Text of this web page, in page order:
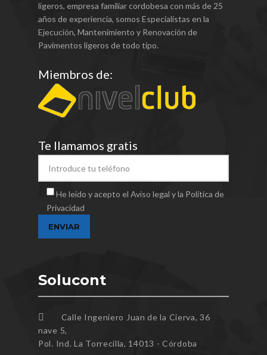
ligeros, empresa familiar cordobesa con más de 25
años de experiencia, somos Especialistas en la
Ejecución, Mantenimiento y Renovación de
Pavimentos ligeros de todo tipo.
Miembros de:
Te llamamos gratis
He leído y acepto el Aviso legal y la Política de
Privacidad
Solucont
Calle Ingeniero Juan de la Cierva, 36
nave 5,
Pol. Ind. La Torrecilla, 14013 - Córdoba